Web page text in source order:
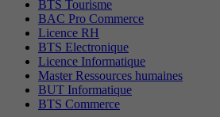
BTS Tourisme
BAC Pro Commerce
Licence RH
BTS Electronique
Licence Informatique
Master Ressources humaines
BUT Informatique
BTS Commerce